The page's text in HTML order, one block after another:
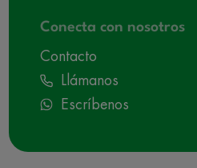
Conecta con nosotros
Contacto
Llámanos
Escríbenos